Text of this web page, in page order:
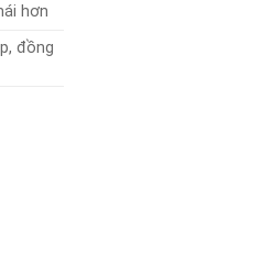
hơn
đồng